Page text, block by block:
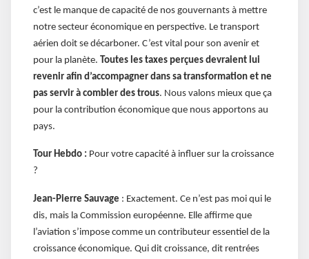
c’est le manque de capacité de nos gouvernants à mettre
notre secteur économique en perspective. Le transport
aérien doit se décarboner. C’est vital pour son avenir et
pour la planète.
Toutes les taxes perçues devraient lui
revenir afin d’accompagner dans sa transformation et ne
pas servir à combler des trous. Nous valons mieux que ça
pour la contribution économique que nous apportons au
pays.
Tour Hebdo : Pour votre capacité à influer sur la croissance
?
Jean-Pierre Sauvage : Exactement. Ce n’est pas moi qui le
dis, mais la Commission européenne. Elle affirme que
l’aviation s’impose comme un contributeur essentiel de la
croissance économique. Qui dit croissance, dit rentrées